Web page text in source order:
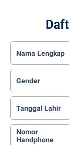
Nama Lengkap
Gender
Tanggal Lahir
Nomor
Handphone